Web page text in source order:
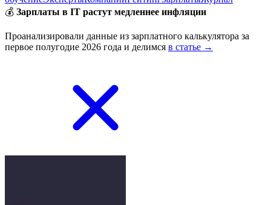
💰 Зарплаты в IT растут медленнее инфляции
Проанализировали данные из зарплатного калькулятора за
первое полугодие 2026 года и делимся в статье →